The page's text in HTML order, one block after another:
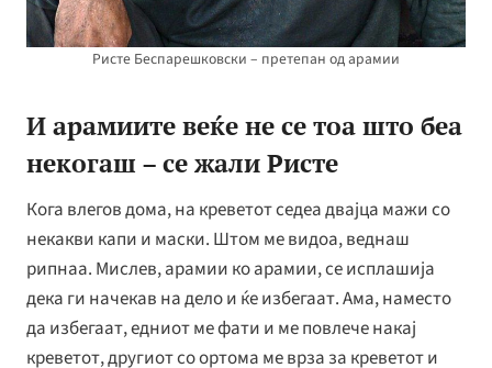
Ристе Беспарешковски – претепан од арамии
И арамиите веќе не се тоа што беа
некогаш – се жали Ристе
Кога влегов дома, на креветот седеа двајца мажи со
некакви капи и маски. Штом ме видоа, веднаш
рипнаа. Мислев, арамии ко арамии, се исплашија
дека ги начекав на дело и ќе избегаат. Ама, наместо
да избегаат, едниот ме фати и ме повлече накај
креветот, другиот со ортома ме врза за креветот и